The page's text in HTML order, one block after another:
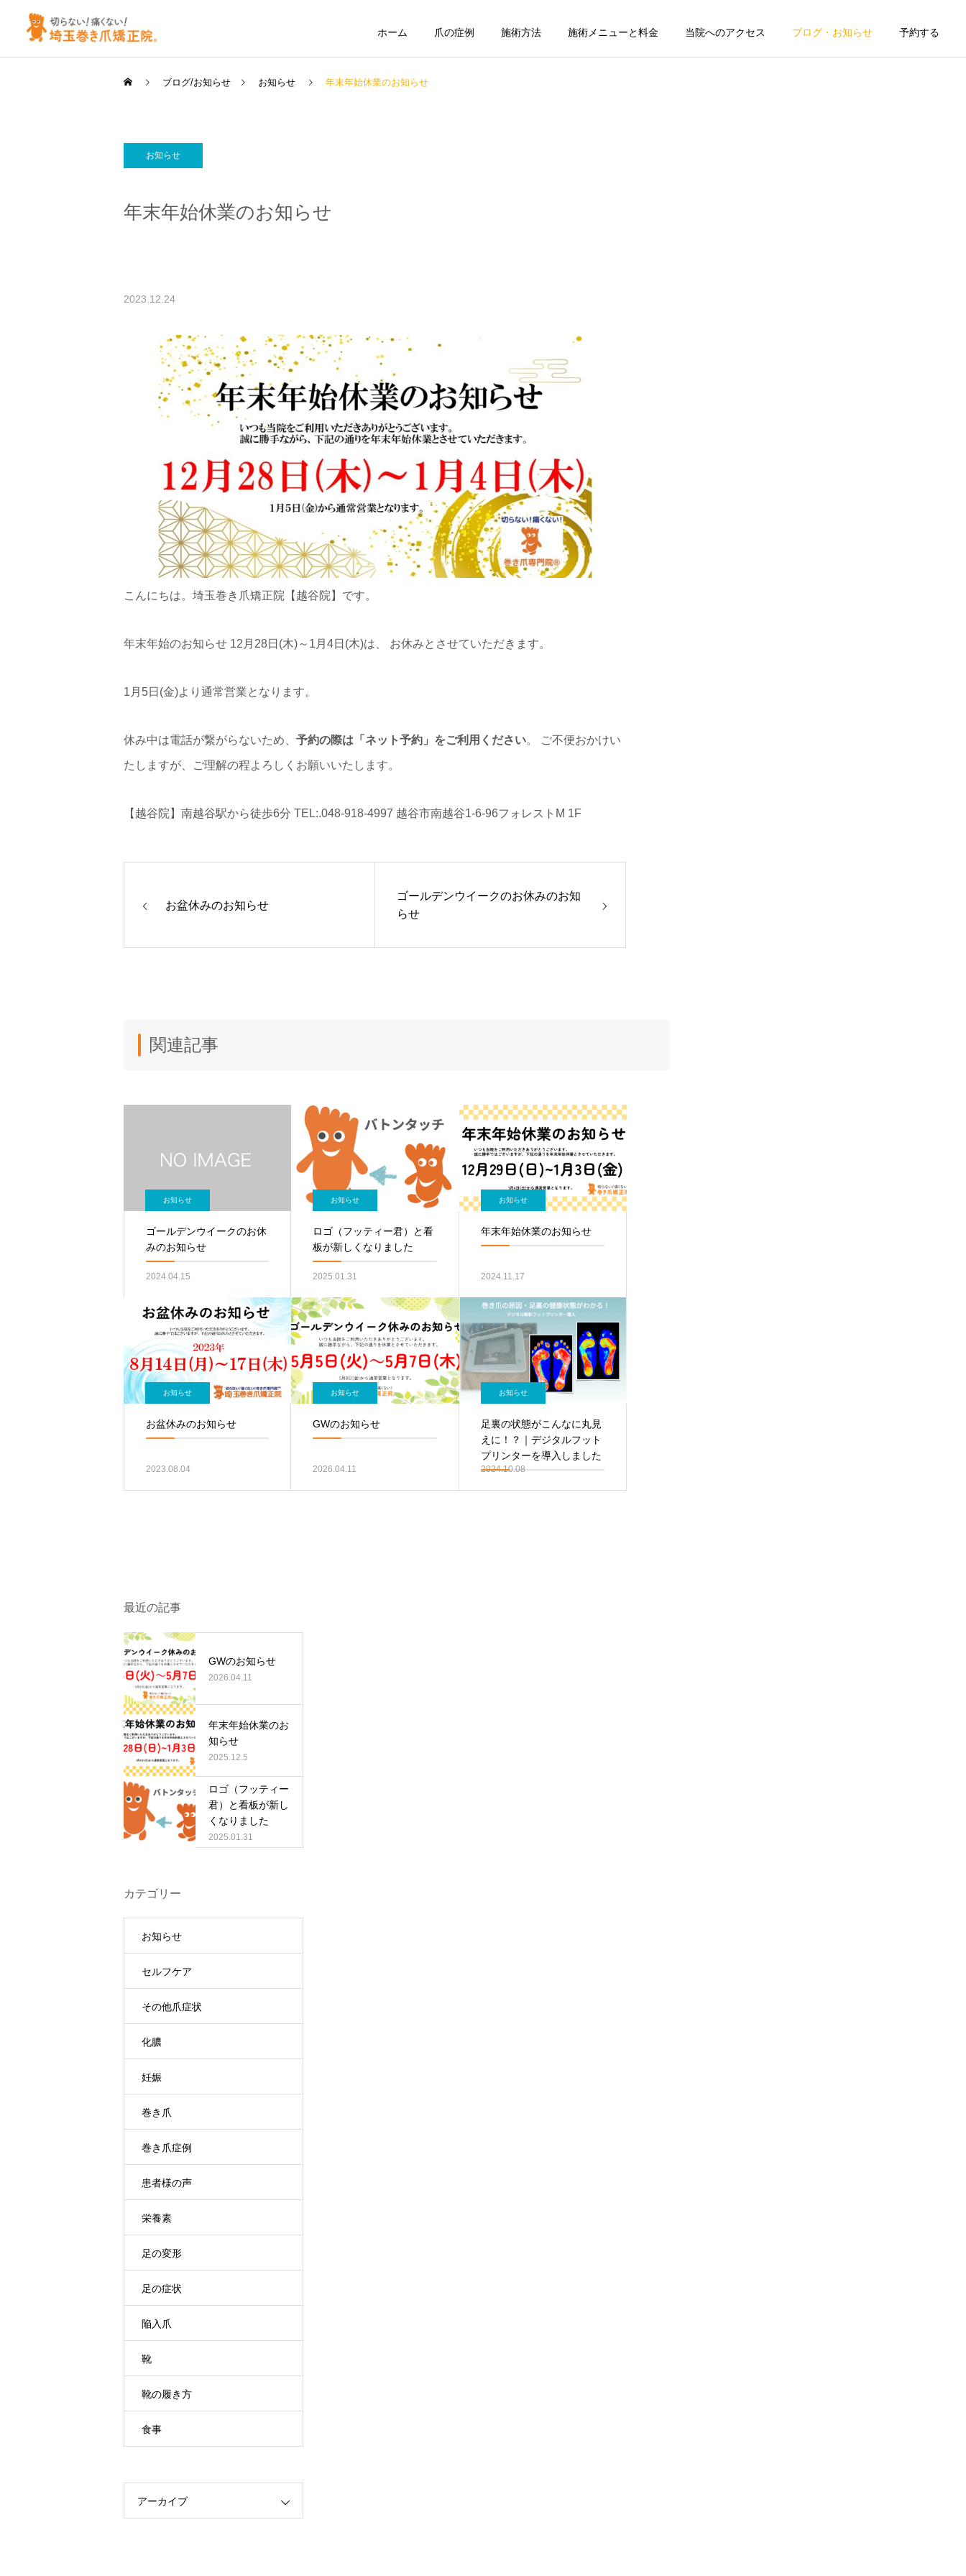
ホーム 爪の症例 施術方法 施術メニューと料金 当院へのアクセス ブログ・お知らせ 予約する
ブログ/お知らせ お知らせ 年末年始休業のお知らせ
お知らせ
年末年始休業のお知らせ
2023.12.24
こんにちは。埼玉巻き爪矯正院【越谷院】です。
年末年始のお知らせ 12月28日(木)～1月4日(木)は、 お休みとさせていただきます。
1月5日(金)より通常営業となります。
休み中は電話が繋がらないため、 予約の際は「ネット予約」をご利用ください。 ご不便おかけい
たしますが、ご理解の程よろしくお願いいたします。
【越谷院】南越谷駅から徒歩6分 TEL:.048-918-4997 越谷市南越谷1-6-96フォレストM 1F
お盆休みのお知らせ
ゴールデンウイークのお休みのお知
らせ
関連記事
お知らせ
ゴールデンウイークのお休
みのお知らせ
2024.04.15
お知らせ
ロゴ（フッティー君）と看
板が新しくなりました
2025.01.31
お知らせ
年末年始休業のお知らせ
2024.11.17
お知らせ
お盆休みのお知らせ
2023.08.04
お知らせ
GWのお知らせ
2026.04.11
お知らせ
足裏の状態がこんなに丸見
えに！？｜デジタルフット
プリンターを導入しました
2024.10.08
最近の記事
GWのお知らせ
2026.04.11
年末年始休業のお
知らせ
2025.12.5
ロゴ（フッティー
君）と看板が新し
くなりました
2025.01.31
カテゴリー
お知らせ
セルフケア
その他爪症状
化膿
妊娠
巻き爪
巻き爪症例
患者様の声
栄養素
足の変形
足の症状
陥入爪
靴
靴の履き方
食事
アーカイブ